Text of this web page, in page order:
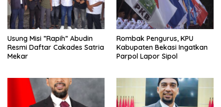
Usung Misi ”Rapih” Abudin
Resmi Daftar Cakades Satria
Mekar
Rombak Pengurus, KPU
Kabupaten Bekasi Ingatkan
Parpol Lapor Sipol